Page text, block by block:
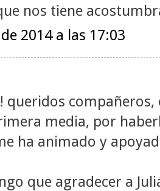
nos tiene
2014 a las 17:03
queridos
media, por
ha animado y
que agradecer a